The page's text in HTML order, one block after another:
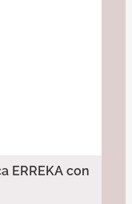
ERREKA con